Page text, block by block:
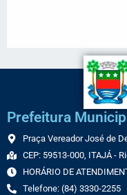
Prefeitura
Praça Vereador José de
CEP: 59513-000, ITAJÁ -
HORÁRIO DE
Telefone: (84) 3330-2255